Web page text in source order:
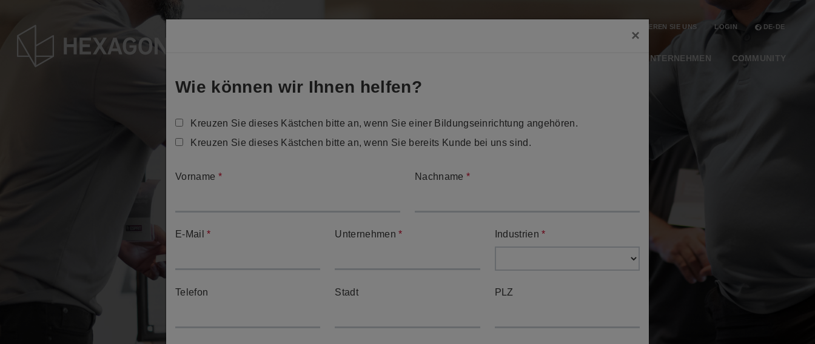
Inhalt
KONTAKTIEREN SIE UNS LOGIN DE-DE
UNTERNEHMEN COMMUNITY
Kontaktieren Sie uns
×
Wie können wir Ihnen helfen?
Kreuzen Sie dieses Kästchen bitte an, wenn Sie einer Bildungseinrichtung angehören.
Kreuzen Sie dieses Kästchen bitte an, wenn Sie bereits Kunde bei uns sind.
Vorname * Nachname *
E-Mail* Unternehmen* Industrien*
Telefon Stadt PLZ